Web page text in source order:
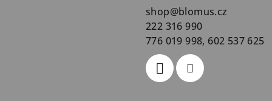
shop@blomus.cz
222 316 990
776 019 998, 602 537 625